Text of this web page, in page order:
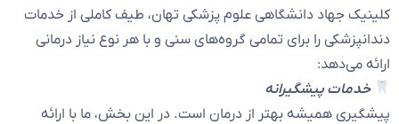
کلینیک جهاد دانشگاهی علوم پزشکی تهان، طیف کاملی از خدمات
دندانپزشکی را برای تمامی گروه‌های سنی و با هر نوع نیاز درمانی
ارائه می‌دهد:
خدمات پیشگیرانه
پیشگیری همیشه بهتر از درمان است. در این بخش، ما با ارائه